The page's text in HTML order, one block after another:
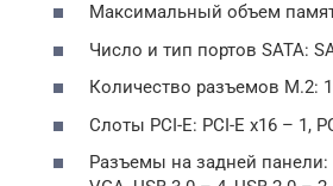
Максимальный объем
Число и тип портов SATA:
Количество разъемов M.2: 1
Слоты PCI-E: PCI-E x16 – 1,
Разъемы на задней панели: